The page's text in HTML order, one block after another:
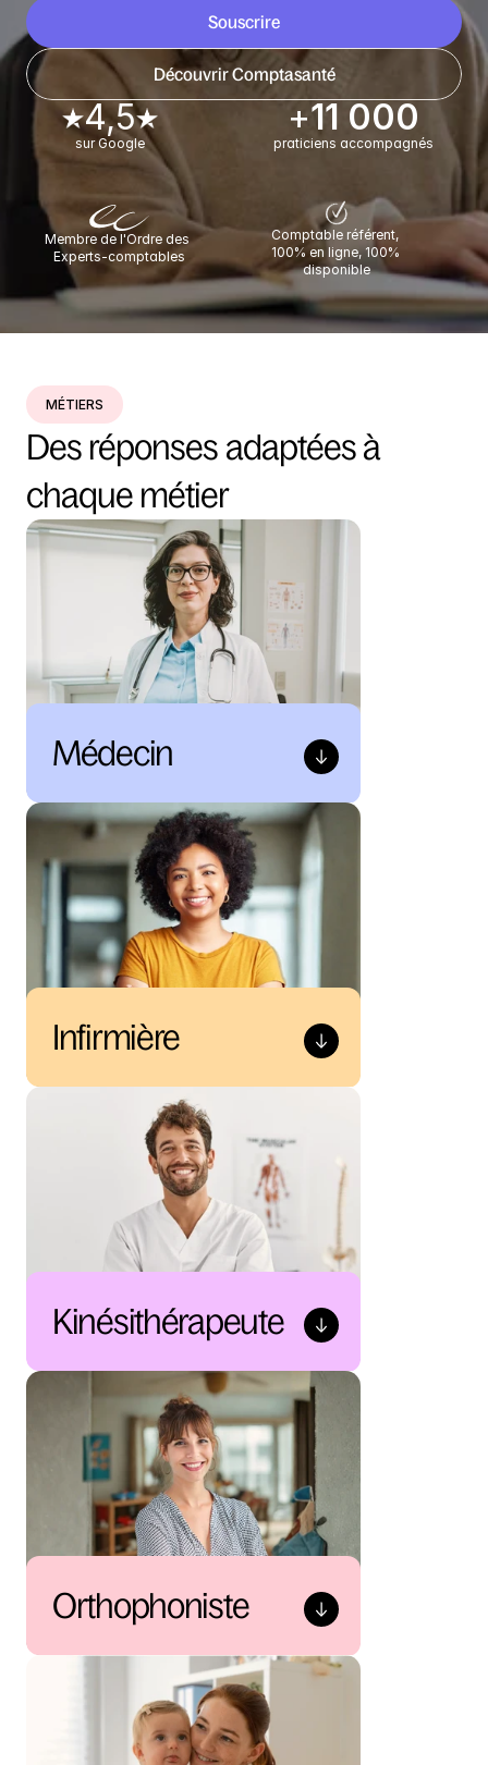
Souscrire
Découvrir Comptasanté
4,5
sur Google
Membre de l'Ordre des
Experts-comptables
+11 000
praticiens accompagnés
Comptable référent,
100% en ligne, 100%
disponible
MÉTIERS
Des réponses adaptées à
chaque métier
Médecin
Infirmière
Kinésithérapeute
Orthophoniste